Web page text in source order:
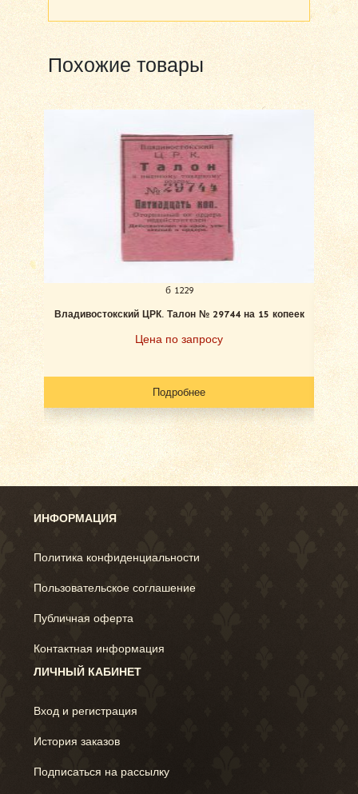
Похожие товары
б 1229
Владивостокский ЦРК. Талон № 29744 на 15 копеек
Цена по запросу
Подробнее
ИНФОРМАЦИЯ
Политика конфиденциальности
Пользовательское соглашение
Публичная оферта
Контактная информация
ЛИЧНЫЙ КАБИНЕТ
Вход и регистрация
История заказов
Подписаться на рассылку